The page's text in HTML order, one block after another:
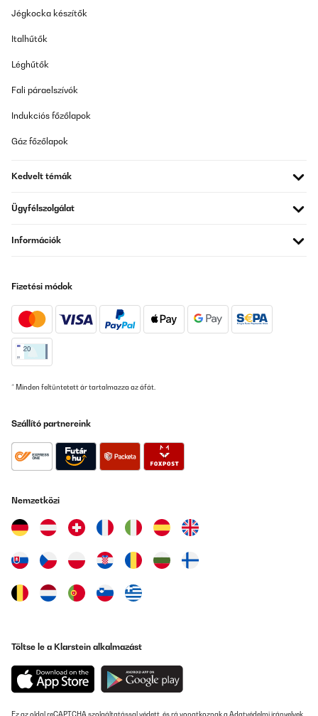
Jégkocka készítők
Italhűtők
Léghűtők
Fali páraelszívók
Indukciós főzőlapok
Gáz főzőlapok
Kedvelt témák
Ügyfélszolgálat
Információk
Fizetési módok
* Minden feltüntetett ár tartalmazza az áfát.
Szállító partnereink
Nemzetközi
Töltse le a Klarstein alkalmazást
Ez az oldal reCAPTCHA szolgáltatással védett, és rá vonatkoznak a Adatvédelmi irányelvek